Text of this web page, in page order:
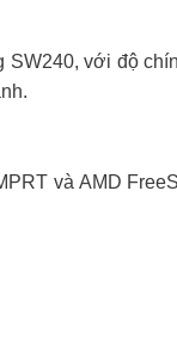
với độ
và AMD